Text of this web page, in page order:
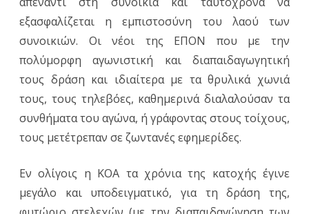
εξασφαλίζεται η εμπιστοσύνη του λαού των
συνοικιών. Οι νέοι της ΕΠΟΝ που με την
πολύμορφη αγωνιστική και διαπαιδαγωγητική
τους δράση και ιδιαίτερα με τα θρυλικά χωνιά
τους, τους τηλεβόες, καθημερινά διαλαλούσαν τα
συνθήματα του αγώνα, ή γράφοντας στους τοίχους,
τους μετέτρεπαν σε ζωντανές εφημερίδες.
Εν ολίγοις η ΚΟΑ τα χρόνια της κατοχής έγινε
μεγάλο και υποδειγματικό, για τη δράση της,